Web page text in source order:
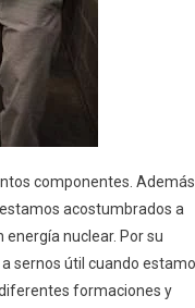
componentes.
acostumbrados a
nuclear. Por su
a sernos útil cuando
formaciones y